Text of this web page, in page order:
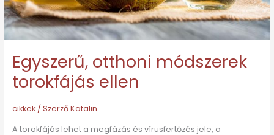
Egyszerű, otthoni módszerek
torokfájás ellen
cikkek/ SzerzőKatalin
A torokfájás lehet a megfázás és vírusfertőzés jele, a